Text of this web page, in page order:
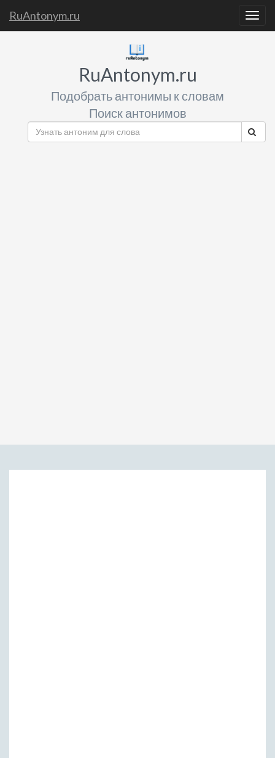
RuAntonym.ru
RuAntonym.ru
Подобрать антонимы к словам
Поиск антонимов